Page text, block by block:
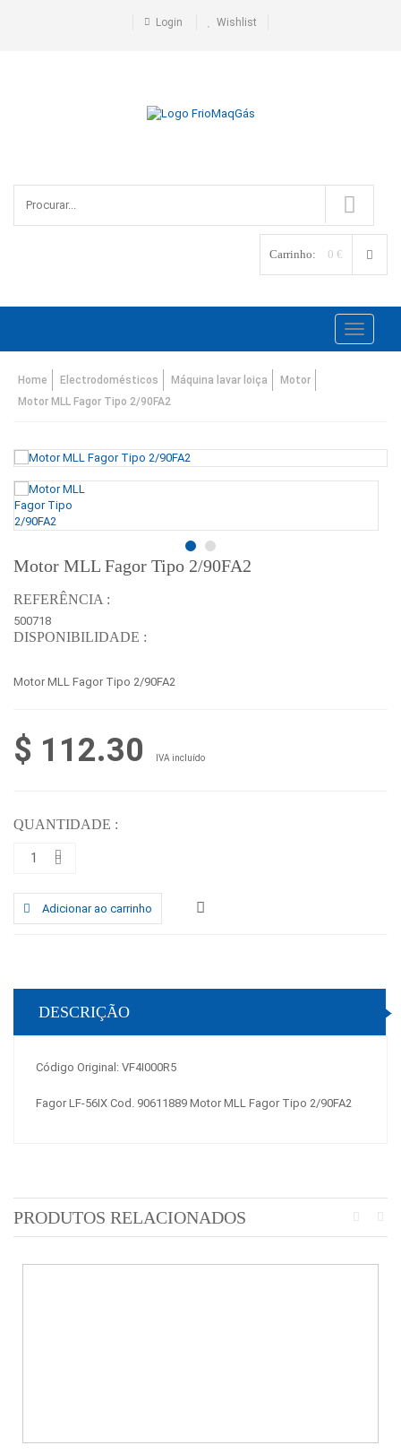
Login Wishlist
Carrinho: 0 €
Toggle
Home Electrodomésticos Máquina lavar loiça
Motor
Motor MLL Fagor Tipo 2/90FA2
Motor MLL Fagor Tipo 2/90FA2
REFERÊNCIA :
500718
DISPONIBILIDADE :
Motor MLL Fagor Tipo 2/90FA2
$ 112.30 IVA incluído
QUANTIDADE :
Adicionar ao carrinho
DESCRIÇÃO
Código Original: VF4I000R5
Fagor LF-56IX Cod. 90611889 Motor MLL Fagor Tipo 2/90FA2
PRODUTOS RELACIONADOS